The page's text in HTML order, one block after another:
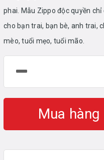
phai. Mẫu Zippo độc quyền
cho bạn trai, bạn bè, anh trai,
mèo, tuổi mẹo, tuổi mão.
Mua hàng